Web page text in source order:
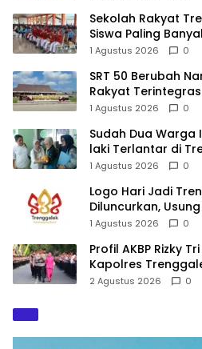
Sekolah Rakyat
Siswa Paling
Gandusari
1 Agustus 2026 0
SRT 50 Berubah
Rakyat
Nomenklatur
1 Agustus 2026 0
Sudah Dua Warga
laki Terlantar di
Hasil Penyelidikan
1 Agustus 2026 0
Logo Hari Jadi
Diluncurkan,
Bumi” Gaungkan
1 Agustus 2026 0
Profil AKBP Rizky
Kapolres
Hattrick Pin Emas
2 Agustus 2026 0